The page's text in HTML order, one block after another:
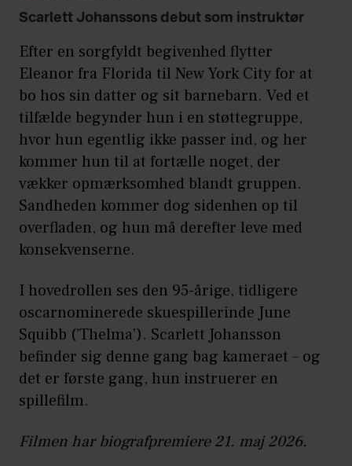
Scarlett Johanssons debut som instruktør
Efter en sorgfyldt begivenhed flytter
Eleanor fra Florida til New York City for at
bo hos sin datter og sit barnebarn. Ved et
tilfælde begynder hun i en støttegruppe,
hvor hun egentlig ikke passer ind, og her
kommer hun til at fortælle noget, der
vækker opmærksomhed blandt gruppen.
Sandheden kommer dog sidenhen op til
overfladen, og hun må derefter leve med
konsekvenserne.
I hovedrollen ses den 95-årige, tidligere
oscarnominerede skuespillerinde June
Squibb (’Thelma’). Scarlett Johansson
befinder sig denne gang bag kameraet – og
det er første gang, hun instruerer en
spillefilm.
Filmen har biografpremiere 21. maj 2026.